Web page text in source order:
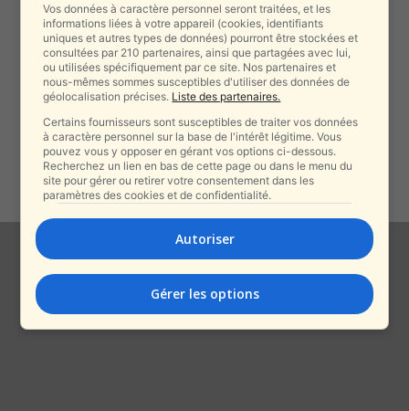
Un mois après la reprise, Arkia
suspend la ligne et accuse...
alxprss_sab - 11 février 2026
Vers des chars russes à Paris ?
Moscou désigne désormais la...
alxprss_sab - 2 décembre 2025
Vos données à caractère personnel seront traitées, et les
informations liées à votre appareil (cookies, identifiants
uniques et autres types de données) pourront être stockées et
consultées par 210 partenaires, ainsi que partagées avec lui,
ou utilisées spécifiquement par ce site. Nos partenaires et
nous-mêmes sommes susceptibles d'utiliser des données de
géolocalisation précises. Liste des partenaires.
Certains fournisseurs sont susceptibles de traiter vos données
à caractère personnel sur la base de l'intérêt légitime. Vous
pouvez vous y opposer en gérant vos options ci-dessous.
Recherchez un lien en bas de cette page ou dans le menu du
site pour gérer ou retirer votre consentement dans les
paramètres des cookies et de confidentialité.
Autoriser
Gérer les options